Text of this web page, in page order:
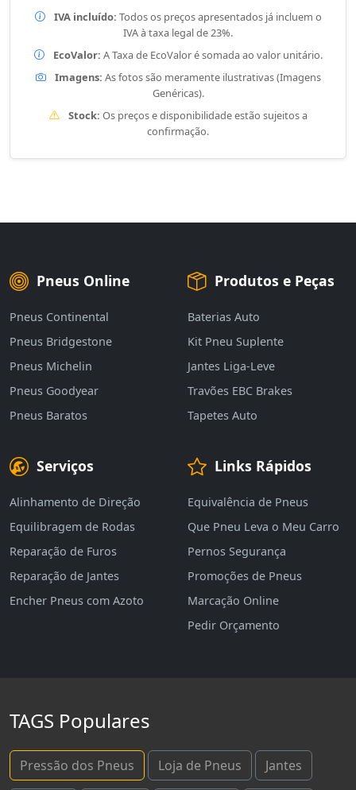
IVA incluído: Todos os preços apresentados já incluem o
IVA à taxa legal de 23%.
EcoValor: A Taxa de EcoValor é somada ao valor unitário.
Imagens: As fotos são meramente ilustrativas (Imagens
Genéricas).
Stock: Os preços e disponibilidade estão sujeitos a
confirmação.
Pneus Online
Pneus Continental
Pneus Bridgestone
Pneus Michelin
Pneus Goodyear
Pneus Baratos
Produtos e Peças
Baterias Auto
Kit Pneu Suplente
Jantes Liga-Leve
Travões EBC Brakes
Tapetes Auto
Serviços
Alinhamento de Direção
Equilibragem de Rodas
Reparação de Furos
Reparação de Jantes
Encher Pneus com Azoto
Links Rápidos
Equivalência de Pneus
Que Pneu Leva o Meu Carro
Pernos Segurança
Promoções de Pneus
Marcação Online
Pedir Orçamento
TAGS Populares
Pressão dos Pneus Loja de Pneus Jantes